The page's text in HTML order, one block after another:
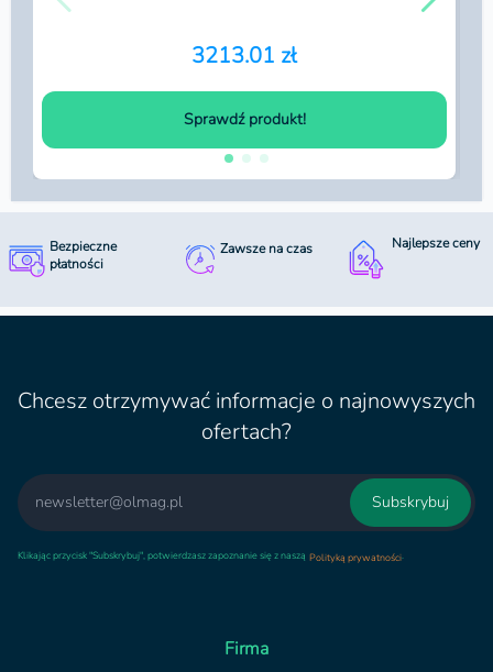
3213.01 zł
Sprawdź produkt!
Bezpieczne
płatności
Zawsze na czas Najlepsze ceny
Chcesz otrzymywać informacje o najnowyszych
ofertach?
Email
Subskrybuj
Klikając przycisk "Subskrybuj", potwierdzasz zapoznanie się z naszą Polityką prywatności.
Firma